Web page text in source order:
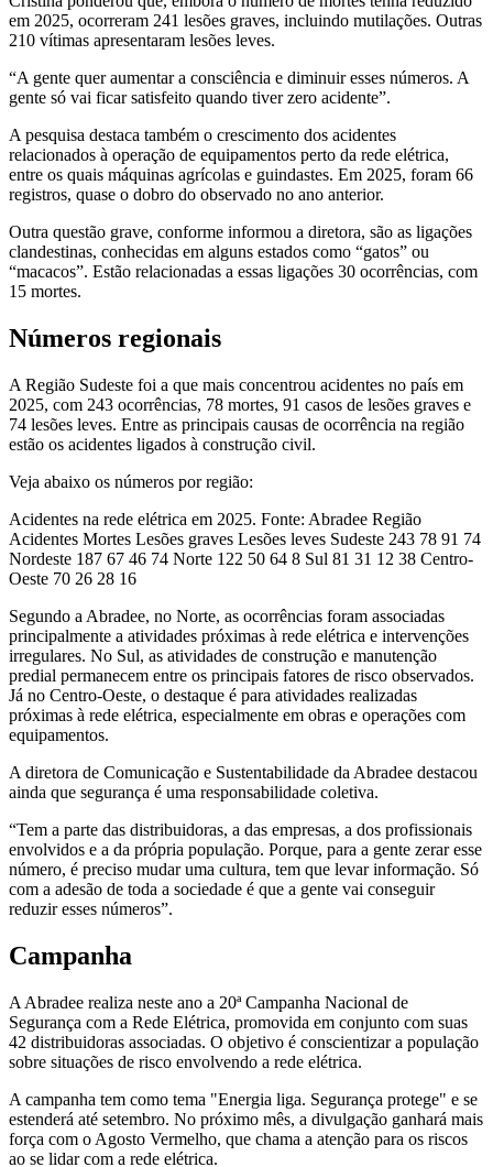
em 2025, ocorreram 241 lesões graves, incluindo mutilações. Outras
210 vítimas apresentaram lesões leves.
“A gente quer aumentar a consciência e diminuir esses números. A
gente só vai ficar satisfeito quando tiver zero acidente”.
A pesquisa destaca também o crescimento dos acidentes
relacionados à operação de equipamentos perto da rede elétrica,
entre os quais máquinas agrícolas e guindastes. Em 2025, foram 66
registros, quase o dobro do observado no ano anterior.
Outra questão grave, conforme informou a diretora, são as ligações
clandestinas, conhecidas em alguns estados como “gatos” ou
“macacos”. Estão relacionadas a essas ligações 30 ocorrências, com
15 mortes.
Números regionais
A Região Sudeste foi a que mais concentrou acidentes no país em
2025, com 243 ocorrências, 78 mortes, 91 casos de lesões graves e
74 lesões leves. Entre as principais causas de ocorrência na região
estão os acidentes ligados à construção civil.
Veja abaixo os números por região:
Acidentes na rede elétrica em 2025. Fonte: Abradee Região
Acidentes Mortes Lesões graves Lesões leves Sudeste 243 78 91 74
Nordeste 187 67 46 74 Norte 122 50 64 8 Sul 81 31 12 38 Centro-
Oeste 70 26 28 16
Segundo a Abradee, no Norte, as ocorrências foram associadas
principalmente a atividades próximas à rede elétrica e intervenções
irregulares. No Sul, as atividades de construção e manutenção
predial permanecem entre os principais fatores de risco observados.
Já no Centro-Oeste, o destaque é para atividades realizadas
próximas à rede elétrica, especialmente em obras e operações com
equipamentos.
A diretora de Comunicação e Sustentabilidade da Abradee destacou
ainda que segurança é uma responsabilidade coletiva.
“Tem a parte das distribuidoras, a das empresas, a dos profissionais
envolvidos e a da própria população. Porque, para a gente zerar esse
número, é preciso mudar uma cultura, tem que levar informação. Só
com a adesão de toda a sociedade é que a gente vai conseguir
reduzir esses números”.
Campanha
A Abradee realiza neste ano a 20ª Campanha Nacional de
Segurança com a Rede Elétrica, promovida em conjunto com suas
42 distribuidoras associadas. O objetivo é conscientizar a população
sobre situações de risco envolvendo a rede elétrica.
A campanha tem como tema "Energia liga. Segurança protege" e se
estenderá até setembro. No próximo mês, a divulgação ganhará mais
força com o Agosto Vermelho, que chama a atenção para os riscos
ao se lidar com a rede elétrica.